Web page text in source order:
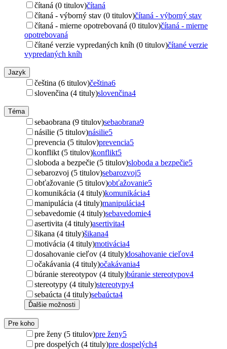
čítaná (0 titulov)čítaná
čítaná - výborný stav (0 titulov)čítaná - výborný stav
čítaná - mierne opotrebovaná (0 titulov)čítaná - mierne
opotrebovaná
čítané verzie vypredaných kníh (0 titulov)čítané verzie
vypredaných kníh
Jazyk
čeština (6 titulov)čeština6
slovenčina (4 tituly)slovenčina4
Téma
sebaobrana (9 titulov)sebaobrana9
násilie (5 titulov)násilie5
prevencia (5 titulov)prevencia5
konflikt (5 titulov)konflikt5
sloboda a bezpečie (5 titulov)sloboda a bezpečie5
sebarozvoj (5 titulov)sebarozvoj5
obťažovanie (5 titulov)obťažovanie5
komunikácia (4 tituly)komunikácia4
manipulácia (4 tituly)manipulácia4
sebavedomie (4 tituly)sebavedomie4
asertivita (4 tituly)asertivita4
šikana (4 tituly)šikana4
motivácia (4 tituly)motivácia4
dosahovanie cieľov (4 tituly)dosahovanie cieľov4
očakávania (4 tituly)očakávania4
búranie stereotypov (4 tituly)búranie stereotypov4
stereotypy (4 tituly)stereotypy4
sebaúcta (4 tituly)sebaúcta4
Ďalšie možnosti
Pre koho
pre ženy (5 titulov)pre ženy5
pre dospelých (4 tituly)pre dospelých4